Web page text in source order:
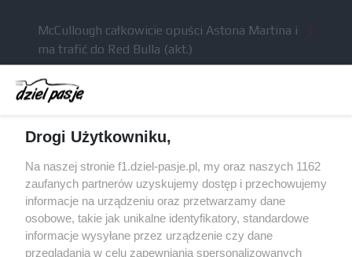
McCullough całkowicie opuści Astona Martina i
ma trafić do Red Bulla (akt.)
Dochód F1 spadł o 61 procent względem
zeszłego sezonu
algorytmach?
Honda uświadomiła sobie skalę problemów z
silnikiem dopiero w styczniu
Audi planuje wprowadzić jeszcze cztery duże
pakiety poprawek w 2026 roku
Drogi Użytkowniku,
Na naszej stronie f1.dziel-pasje.pl, my oraz naszych 1162
zaufanych partnerów uzyskujemy dostęp i przechowujemy
informacje na urządzeniu oraz przetwarzamy dane
osobowe, takie jak unikalne identyfikatory, standardowe
informacje wysyłane przez urządzenie czy dane
przeglądania w celu zapewniania spersonalizowanych